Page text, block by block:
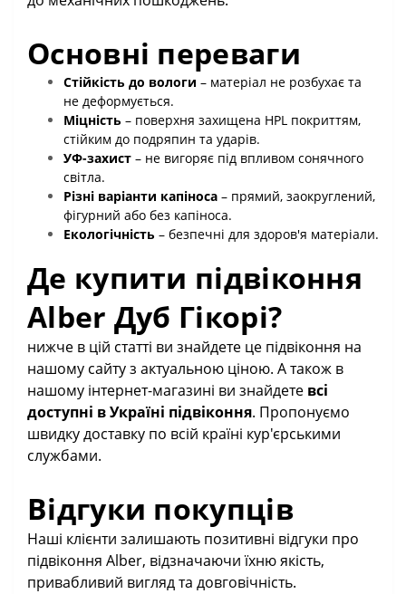
Основні переваги
Стійкість до вологи – матеріал не розбухає та
не деформується.
Міцність – поверхня захищена HPL покриттям,
стійким до подряпин та ударів.
УФ-захист – не вигоряє під впливом сонячного
світла.
Різні варіанти капіноса – прямий, заокруглений,
фігурний або без капіноса.
Екологічність – безпечні для здоров'я матеріали.
Де купити підвіконня
Alber Дуб Гікорі?
нижче в цій статті ви знайдете це підвіконня на
нашому сайту з актуальною ціною. А також в
нашому інтернет-магазині ви знайдете всі
доступні в Україні підвіконня. Пропонуємо
швидку доставку по всій країні кур'єрськими
службами.
Відгуки покупців
Наші клієнти залишають позитивні відгуки про
підвіконня Alber, відзначаючи їхню якість,
привабливий вигляд та довговічність.